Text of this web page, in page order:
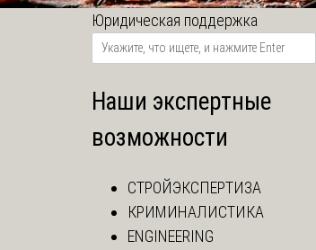
Юридическая поддержка
Наши экспертные
возможности
СТРОЙЭКСПЕРТИЗА
КРИМИНАЛИСТИКА
ENGINEERING